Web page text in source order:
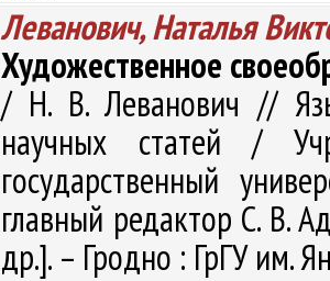
Леванович, Наталья
Художественное
/ Н. В. Леванович //
научных статей /
государственный
главный редактор С. В.
др.]. – Гродно : ГрГУ им.